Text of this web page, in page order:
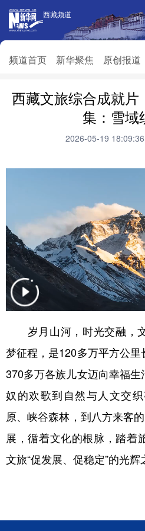
西藏频道
频道首页 新华聚焦 原创报道
西藏频道
频道栏
频道首页 新华聚焦
新华访谈
生态西藏
推广信息
西藏文旅综合成就片
集：雪域
2026-05-19 18:09:36
岁月山河，时光交融，
梦征程，是120多万平方公
370多万各族儿女迈向幸福
奴的欢歌到自然与人文交
原、峡谷森林，到八方来客
展，循着文化的根脉，踏着
文旅“促发展、促稳定”的光辉